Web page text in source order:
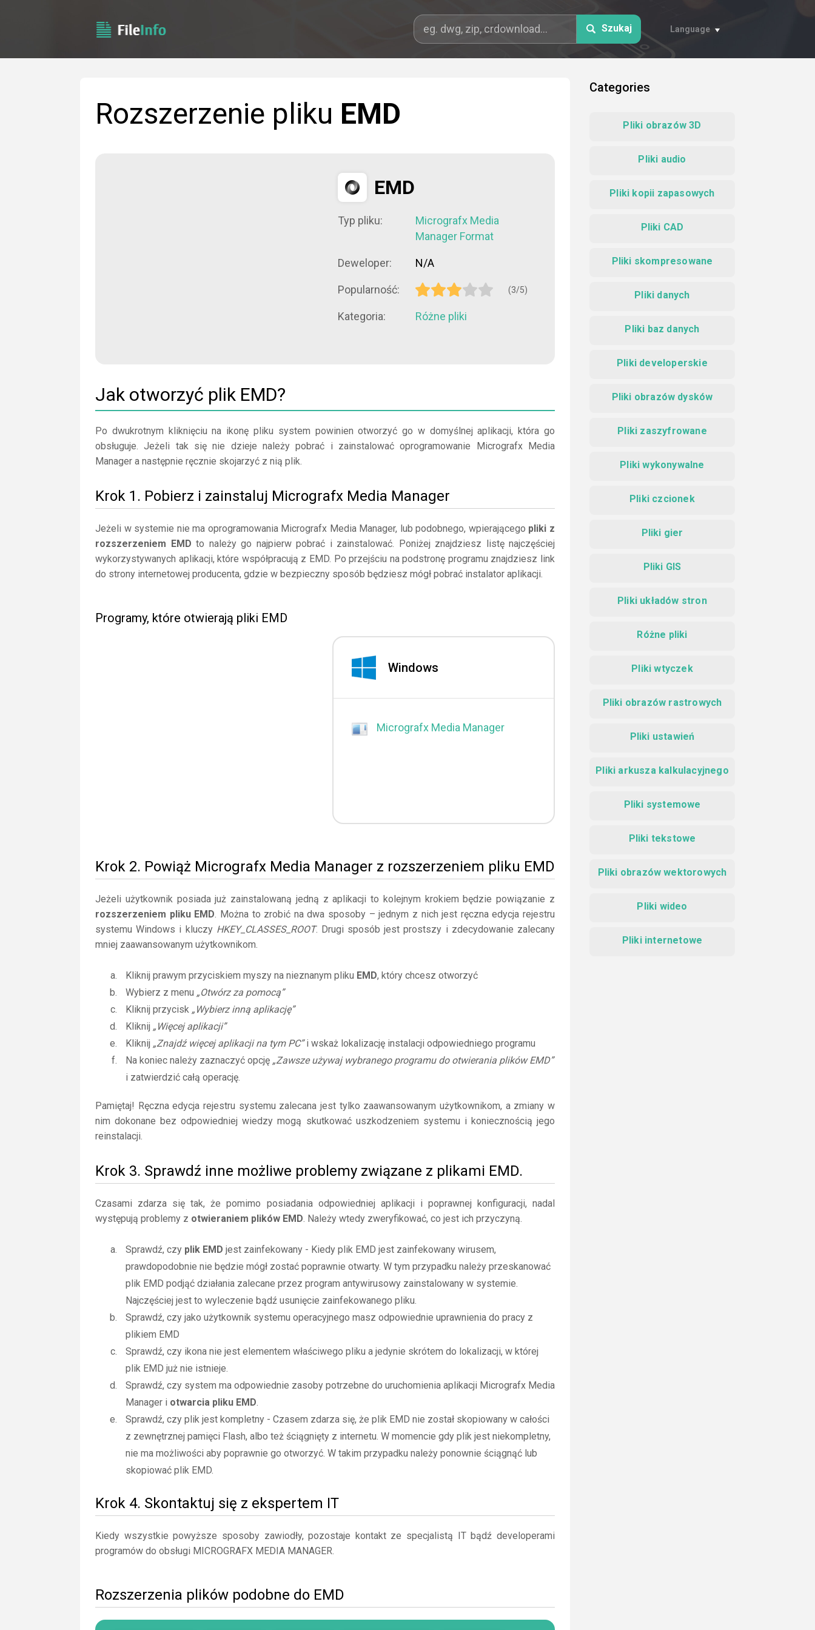
Szukaj Language
Rozszerzenie pliku EMD
EMD
Typ pliku:
Micrografx Media
Manager Format
Deweloper: N/A
Popularność: (3/5)
Kategoria: Różne pliki
Jak otworzyć plik EMD?
Po dwukrotnym kliknięciu na ikonę pliku system powinien otworzyć go w domyślnej aplikacji, która go
obsługuje. Jeżeli tak się nie dzieje należy pobrać i zainstalować oprogramowanie Micrografx Media
Manager a następnie ręcznie skojarzyć z nią plik.
Krok 1. Pobierz i zainstaluj Micrografx Media Manager
Jeżeli w systemie nie ma oprogramowania Micrografx Media Manager, lub podobnego, wpierającego pliki z
rozszerzeniem EMD to należy go najpierw pobrać i zainstalować. Poniżej znajdziesz listę najczęściej
wykorzystywanych aplikacji, które współpracują z EMD. Po przejściu na podstronę programu znajdziesz link
do strony internetowej producenta, gdzie w bezpieczny sposób będziesz mógł pobrać instalator aplikacji.
Programy, które otwierają pliki EMD
Windows
Micrografx Media Manager
Krok 2. Powiąż Micrografx Media Manager z rozszerzeniem pliku EMD
Jeżeli użytkownik posiada już zainstalowaną jedną z aplikacji to kolejnym krokiem będzie powiązanie z
rozszerzeniem pliku EMD. Można to zrobić na dwa sposoby – jednym z nich jest ręczna edycja rejestru
systemu Windows i kluczy HKEY_CLASSES_ROOT. Drugi sposób jest prostszy i zdecydowanie zalecany
mniej zaawansowanym użytkownikom.
Kliknij prawym przyciskiem myszy na nieznanym pliku EMD, który chcesz otworzyć
Wybierz z menu „Otwórz za pomocą”
Kliknij przycisk „Wybierz inną aplikację”
Kliknij „Więcej aplikacji”
Kliknij „Znajdź więcej aplikacji na tym PC”i wskaż lokalizację instalacji odpowiedniego programu
Na koniec należy zaznaczyć opcję „Zawsze używaj wybranego programu do otwierania plików EMD”
i zatwierdzić całą operację.
Pamiętaj! Ręczna edycja rejestru systemu zalecana jest tylko zaawansowanym użytkownikom, a zmiany w
nim dokonane bez odpowiedniej wiedzy mogą skutkować uszkodzeniem systemu i koniecznością jego
reinstalacji.
Krok 3. Sprawdź inne możliwe problemy związane z plikami EMD.
Czasami zdarza się tak, że pomimo posiadania odpowiedniej aplikacji i poprawnej konfiguracji, nadal
występują problemy z otwieraniem plików EMD. Należy wtedy zweryfikować, co jest ich przyczyną.
Sprawdź, czy plik EMD jest zainfekowany - Kiedy plik EMD jest zainfekowany wirusem,
prawdopodobnie nie będzie mógł zostać poprawnie otwarty. W tym przypadku należy przeskanować
plik EMD podjąć działania zalecane przez program antywirusowy zainstalowany w systemie.
Najczęściej jest to wyleczenie bądź usunięcie zainfekowanego pliku.
Sprawdź, czy jako użytkownik systemu operacyjnego masz odpowiednie uprawnienia do pracy z
plikiem EMD
Sprawdź, czy ikona nie jest elementem właściwego pliku a jedynie skrótem do lokalizacji, w której
plik EMD już nie istnieje.
Sprawdź, czy system ma odpowiednie zasoby potrzebne do uruchomienia aplikacji Micrografx Media
Manager i otwarcia pliku EMD.
Sprawdź, czy plik jest kompletny - Czasem zdarza się, że plik EMD nie został skopiowany w całości
z zewnętrznej pamięci Flash, albo też ściągnięty z internetu. W momencie gdy plik jest niekompletny,
nie ma możliwości aby poprawnie go otworzyć. W takim przypadku należy ponownie ściągnąć lub
skopiować plik EMD.
Krok 4. Skontaktuj się z ekspertem IT
Kiedy wszystkie powyższe sposoby zawiodły, pozostaje kontakt ze specjalistą IT bądź developerami
programów do obsługi MICROGRAFX MEDIA MANAGER.
Rozszerzenia plików podobne do EMD
Categories
Pliki obrazów 3D
Pliki audio
Pliki kopii zapasowych
Pliki CAD
Pliki skompresowane
Pliki danych
Pliki baz danych
Pliki developerskie
Pliki obrazów dysków
Pliki zaszyfrowane
Pliki wykonywalne
Pliki czcionek
Pliki gier
Pliki GIS
Pliki układów stron
Różne pliki
Pliki wtyczek
Pliki obrazów rastrowych
Pliki ustawień
Pliki arkusza kalkulacyjnego
Pliki systemowe
Pliki tekstowe
Pliki obrazów wektorowych
Pliki wideo
Pliki internetowe